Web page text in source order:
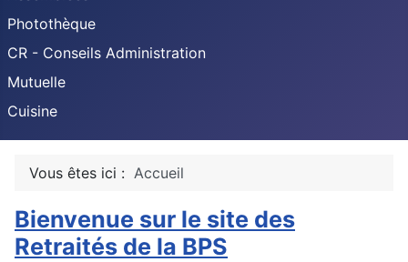
Photothèque
CR - Conseils Administration
Mutuelle
Cuisine
Vous êtes ici : Accueil
Bienvenue sur le site des
Retraités de la BPS